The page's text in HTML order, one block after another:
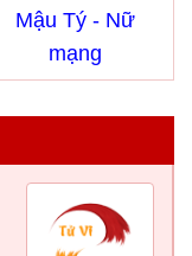
Mậu Tý - Nữ
mạng